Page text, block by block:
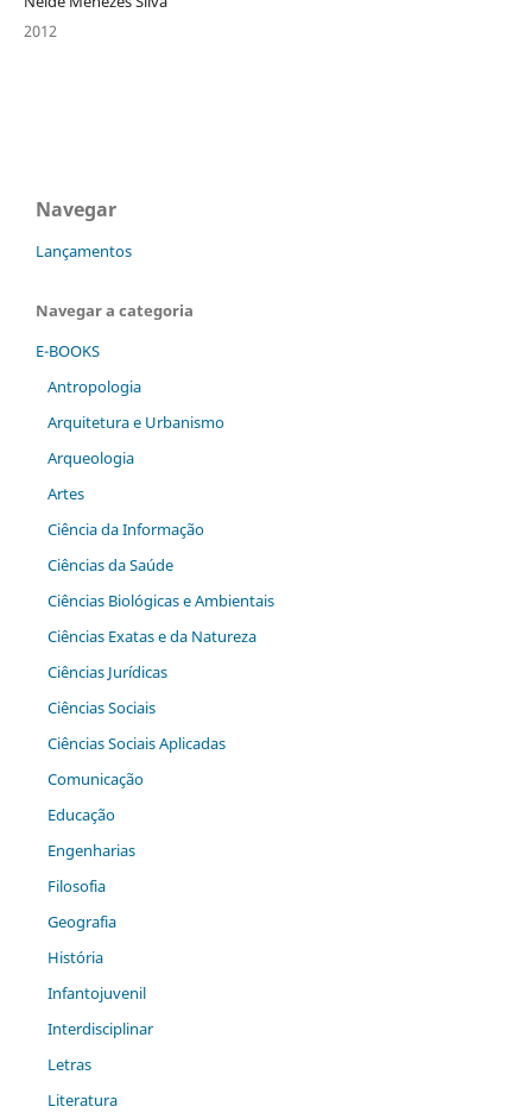
2012
Navegar
Lançamentos
Navegar a categoria
E-BOOKS
Antropologia
Arquitetura e Urbanismo
Arqueologia
Artes
Ciência da Informação
Ciências da Saúde
Ciências Biológicas e Ambientais
Ciências Exatas e da Natureza
Ciências Jurídicas
Ciências Sociais
Ciências Sociais Aplicadas
Comunicação
Educação
Engenharias
Filosofia
Geografia
História
Infantojuvenil
Interdisciplinar
Letras
Literatura